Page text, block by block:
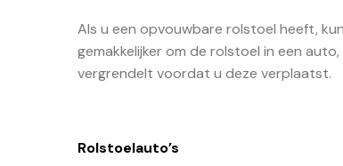
Als u een opvouwbare rolstoel heeft,
gemakkelijker om de rolstoel in een
vergrendelt voordat u deze verplaatst.
Rolstoelauto’s